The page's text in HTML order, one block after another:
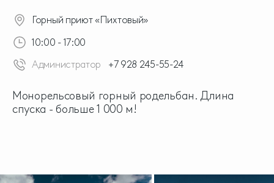
Горный приют «Пихтовый»
10:00 - 17:00
Администратор
+7 928 245-55-24
Монорельсовый горный родельбан. Длина
спуска - больше 1 000 м!